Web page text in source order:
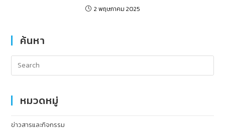
2 พฤษภาคม 2025
ค้นหา
หมวดหมู่
ข่าวสารและกิจกรรม